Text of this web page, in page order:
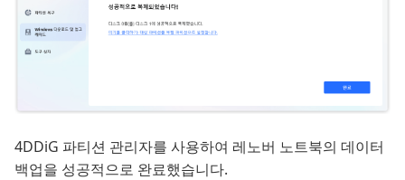
4DDiG 파티션 관리자를 사용하여 레노버 노트북의 데이터
백업을 성공적으로 완료했습니다.